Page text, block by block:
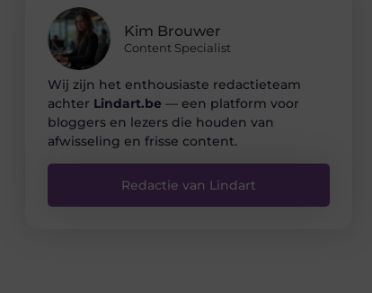
Kim Brouwer
Content Specialist
Wij zijn het enthousiaste redactieteam
achter Lindart.be — een platform voor
bloggers en lezers die houden van
afwisseling en frisse content.
Redactie van Lindart